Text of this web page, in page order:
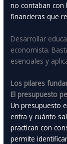
no contaban con
financieras que
Desarrollar
economista.
esenciales y
Los pilares
El presupuesto
Un presupuesto
entra y cuánto
practican con
permite